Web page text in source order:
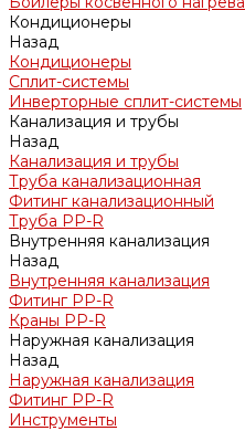
Кондиционеры
Назад
Кондиционеры
Сплит-системы
Инверторные сплит-системы
Канализация и трубы
Назад
Канализация и трубы
Труба канализационная
Фитинг канализационный
Труба PP-R
Внутренняя канализация
Назад
Внутренняя канализация
Фитинг PP-R
Краны PP-R
Наружная канализация
Назад
Наружная канализация
Фитинг PP-R
Инструменты